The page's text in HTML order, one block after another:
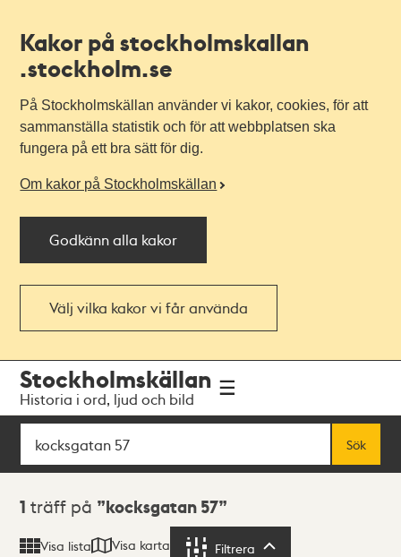
Kakor på stockholmskallan
.stockholm.se
På Stockholmskällan använder vi kakor, cookies, för att
sammanställa statistik och för att webbplatsen ska
fungera på ett bra sätt för dig.
Om kakor på Stockholmskällan
Godkänn alla kakor
Välj vilka kakor vi får använda
navigationen
huvudinnehållet
Stockholmskällan
Historia i ord, ljud och bild
Sök
Sök
Sökresultat
1 träff på kocksgatan 57
Visa lista Visa karta Filtrera